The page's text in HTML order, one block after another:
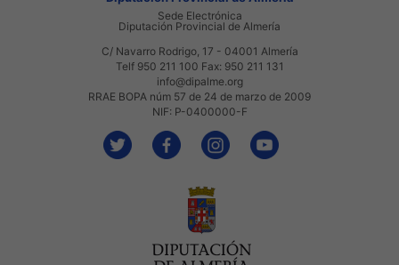
Sede Electrónica
Diputación Provincial de Almería
C/ Navarro Rodrigo, 17 - 04001 Almería
Telf 950 211 100 Fax: 950 211 131
info@dipalme.org
RRAE BOPA núm 57 de 24 de marzo de 2009
NIF: P-0400000-F